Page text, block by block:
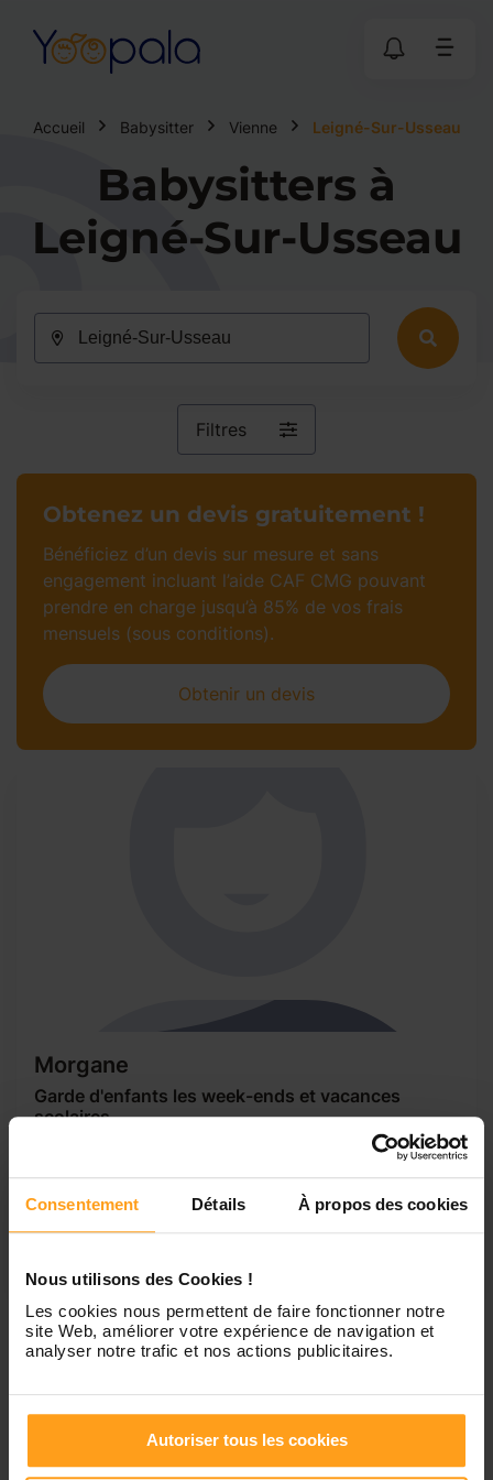
Consentement Détails À propos des cookies
Nous utilisons des Cookies !
Les cookies nous permettent de faire fonctionner notre
site Web, améliorer votre expérience de navigation et
analyser notre trafic et nos actions publicitaires.
Autoriser tous les cookies
Accueil Babysitter Vienne Leigné-Sur-Usseau
Babysitters à
Leigné-Sur-Usseau
Filtres
Morgane
Garde d'enfants les week-ends et vacances
scolaires
Bonjour, je m'appelle Morgane, j'ai 16 ans. j'aime beaucoup
dans la petite enfance . Je suis très sérieuse. Je suis
quelqu'un de calme ,patiente et souriante . Je suis
Obtenez un devis gratuitement !
Bénéficiez d’un devis sur mesure et sans
engagement incluant l’aide CAF CMG pouvant
prendre en charge jusqu’à 85% de vos frais
mensuels (sous conditions).
Obtenir un devis
1
Petites annonces de